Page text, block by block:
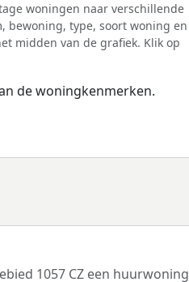
woningen naar verschillende
bewoning, type, soort woning en
midden van de grafiek. Klik op
de woningkenmerken.
1057 CZ een huurwoning